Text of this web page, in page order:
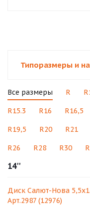
Типоразмеры и
Все размеры R
R15.3 R16 R16,5
R19,5 R20 R21
R26 R28 R30
14''
Диск Салют-Нова
Арт.2987 (12976)